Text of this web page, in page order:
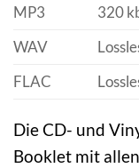
MP3
320
WAV
FLAC
Die CD- und
Booklet mit